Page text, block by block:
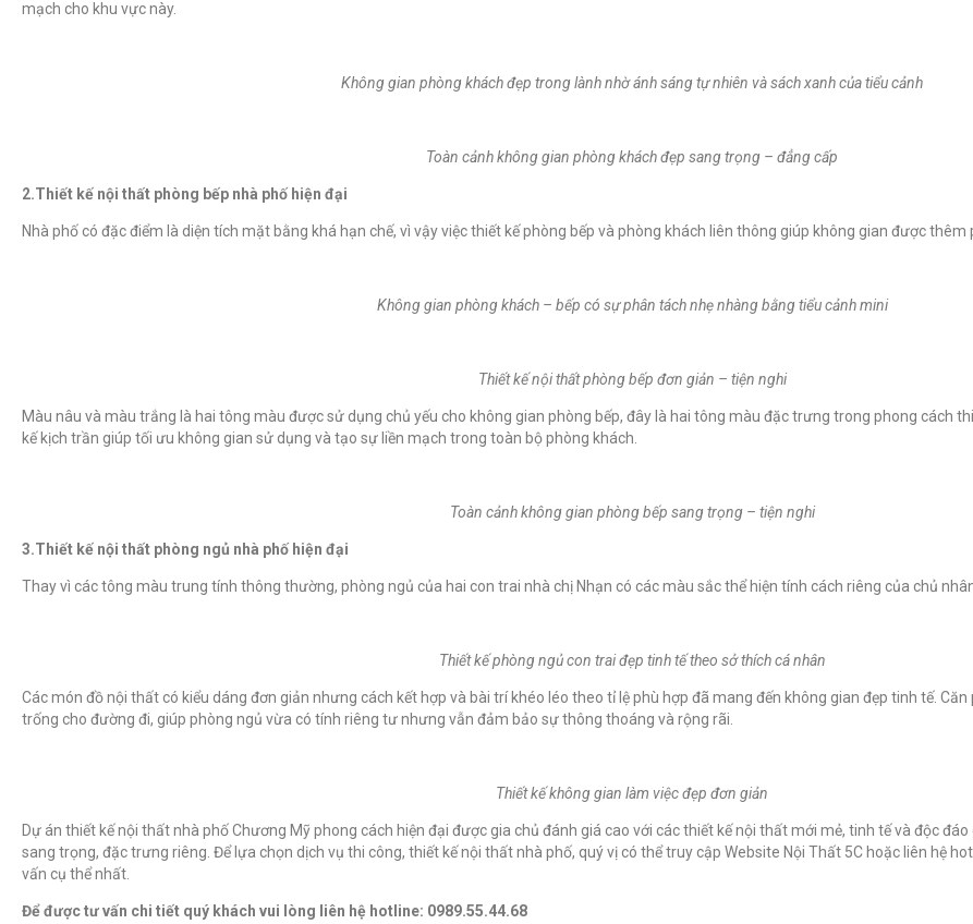
mạch cho khu vực này.
Không gian phòng khách đẹp trong lành nhờ ánh sáng tự nhiên và sách xanh của tiểu cảnh
Toàn cảnh không gian phòng khách đẹp sang trọng – đẳng cấp
2.Thiết kế nội thất phòng bếp nhà phố hiện đại
Nhà phố có đặc điểm là diện tích mặt bằng khá hạn chế, vì vậy việc thiết kế phòng bếp và phòng khách liên thông giúp không gian được thêm
Không gian phòng khách – bếp có sự phân tách nhẹ nhàng bằng tiểu cảnh mini
Thiết kế nội thất phòng bếp đơn giản – tiện nghi
Màu nâu và màu trắng là hai tông màu được sử dụng chủ yếu cho không gian phòng bếp, đây là hai tông màu đặc trưng trong phong cách
kế kịch trần giúp tối ưu không gian sử dụng và tạo sự liền mạch trong toàn bộ phòng khách.
Toàn cảnh không gian phòng bếp sang trọng – tiện nghi
3.Thiết kế nội thất phòng ngủ nhà phố hiện đại
Thay vì các tông màu trung tính thông thường, phòng ngủ của hai con trai nhà chị Nhạn có các màu sắc thể hiện tính cách riêng của chủ
Thiết kế phòng ngủ con trai đẹp tinh tế theo sở thích cá nhân
Các món đồ nội thất có kiểu dáng đơn giản nhưng cách kết hợp và bài trí khéo léo theo tỉ lệ phù hợp đã mang đến không gian đẹp tinh tế.
trống cho đường đi, giúp phòng ngủ vừa có tính riêng tư nhưng vẫn đảm bảo sự thông thoáng và rộng rãi.
Thiết kế không gian làm việc đẹp đơn giản
Dự án thiết kế nội thất nhà phố Chương Mỹ phong cách hiện đại được gia chủ đánh giá cao với các thiết kế nội thất mới mẻ, tinh tế và độc
sang trọng, đặc trưng riêng. Để lựa chọn dịch vụ thi công, thiết kế nội thất nhà phố, quý vị có thể truy cập Website Nội Thất 5C hoặc liên hệ
vấn cụ thể nhất.
Để được tư vấn chi tiết quý khách vui lòng liên hệ hotline: 0989.55.44.68